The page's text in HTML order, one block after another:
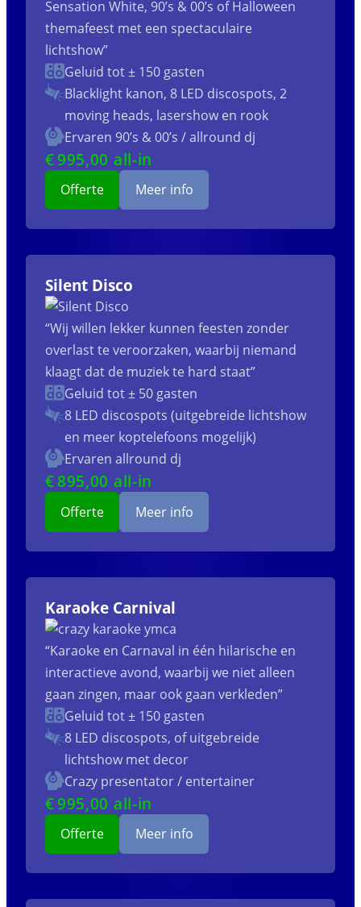
Sensation White, 90’s & 00’s of Halloween
themafeest met een spectaculaire
lichtshow”
Geluid tot ± 150 gasten
Blacklight kanon, 8 LED discospots, 2
moving heads, lasershow en rook
Ervaren 90’s & 00’s / allround dj
€995,00 all-in
Offerte Meer info
Silent Disco
“Wij willen lekker kunnen feesten zonder
overlast te veroorzaken, waarbij niemand
klaagt dat de muziek te hard staat”
Geluid tot ± 50 gasten
8 LED discospots (uitgebreide lichtshow
en meer koptelefoons mogelijk)
Ervaren allround dj
€895,00 all-in
Offerte Meer info
Karaoke Carnival
“Karaoke en Carnaval in één hilarische en
interactieve avond, waarbij we niet alleen
gaan zingen, maar ook gaan verkleden”
Geluid tot ± 150 gasten
8 LED discospots, of uitgebreide
lichtshow met decor
Crazy presentator / entertainer
€995,00 all-in
Offerte Meer info